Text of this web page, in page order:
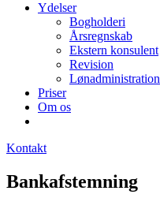
Ydelser
Bogholderi
Årsregnskab
Ekstern konsulent
Revision
Lønadministration
Priser
Om os
Kontakt
Bankafstemning